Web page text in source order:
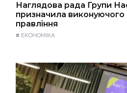
Наглядова рада Групи
призначила виконуючого
правління
# ЕКОНОМІКА